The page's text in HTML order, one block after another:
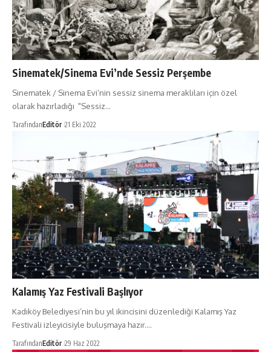
Sinematek/Sinema Evi’nde Sessiz Perşembe
Sinematek / Sinema Evi’nin sessiz sinema meraklıları için özel
olarak hazırladığı "Sessiz…
TarafındanEditör 21 Eki 2022
Kalamış Yaz Festivali Başlıyor
Kadıköy Belediyesi’nin bu yıl ikincisini düzenlediği Kalamış Yaz
Festivali izleyicisiyle buluşmaya hazır.…
TarafındanEditör 29 Haz 2022